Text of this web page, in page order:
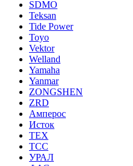
SDMO
Teksan
Tide Power
Toyo
Vektor
Welland
Yamaha
Yanmar
ZONGSHEN
ZRD
Амперос
Исток
ТЕХ
ТСС
УРАЛ